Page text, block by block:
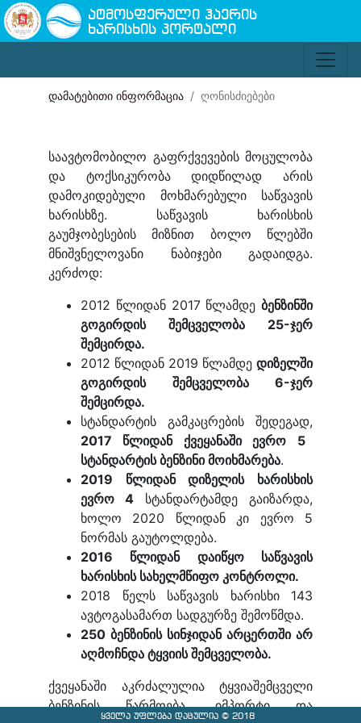
ატმოსფერული ჰაერის
ხარისხის პორტალი
დამატებითი ინფორმაცია ღონისძიებები
საავტომობილო გაფრქვევების მოცულობა
და ტოქსიკურობა დიდწილად არის
დამოკიდებული მოხმარებული საწვავის
ხარისხზე. საწვავის ხარისხის
გაუმჯობესების მიზნით ბოლო წლებში
მნიშვნელოვანი ნაბიჯები გადაიდგა.
კერძოდ:
2012 წლიდან 2017 წლამდე ბენზინში
გოგირდის შემცველობა 25-ჯერ
შემცირდა.
2012 წლიდან 2019 წლამდე დიზელში
გოგირდის შემცველობა 6-ჯერ
შემცირდა.
სტანდარტის გამკაცრების შედეგად,
2017 წლიდან ქვეყანაში ევრო 5
სტანდარტის ბენზინი მოიხმარება.
2019 წლიდან დიზელის ხარისხის
ევრო 4 სტანდარტამდე გაიზარდა,
ხოლო 2020 წლიდან კი ევრო 5
ნორმას გაუტოლდება.
2016 წლიდან დაიწყო საწვავის
ხარისხის სახელმწიფო კონტროლი.
2018 წელს საწვავის ხარისხი 143
ავტოგასამართ სადგურზე შემოწმდა.
250 ბენზინის სინჯიდან არცერთში არ
აღმოჩნდა ტყვიის შემცველობა.
ქვეყანაში აკრძალულია ტყვიაშემცველი
ბენზინის წარმოება, იმპორტი და
ყველა უფლება დაცულია © 2018